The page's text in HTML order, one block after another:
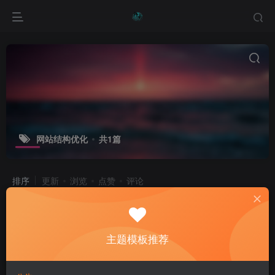
网站结构优化 共1篇
排序 更新 浏览 点赞 评论
深度剖析：解锁 SEO 提高收录的全面
策略与独家秘
专题报道 互动社区
主题模板推荐